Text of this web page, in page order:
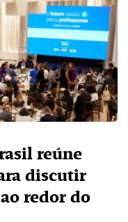
reúne
redor do